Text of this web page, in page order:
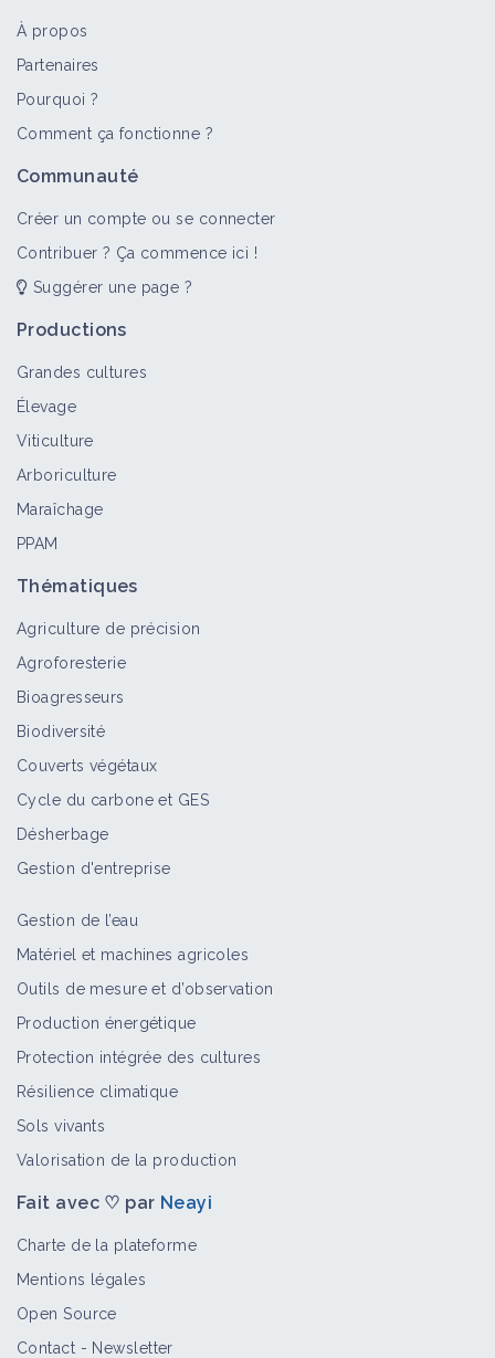
À propos
Partenaires
Pourquoi ?
Comment ça fonctionne ?
Communauté
Créer un compte ou se connecter
Contribuer ? Ça commence ici !
Suggérer une page ?
Productions
Grandes cultures
Élevage
Viticulture
Arboriculture
Maraîchage
PPAM
Thématiques
Agriculture de précision
Agroforesterie
Bioagresseurs
Biodiversité
Couverts végétaux
Cycle du carbone et GES
Désherbage
Gestion d'entreprise
Gestion de l’eau
Matériel et machines agricoles
Outils de mesure et d’observation
Production énergétique
Protection intégrée des cultures
Résilience climatique
Sols vivants
Valorisation de la production
Fait avec ♡ par Neayi
Charte de la plateforme
Mentions légales
Open Source
Contact - Newsletter